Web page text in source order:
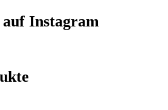
auf Instagram